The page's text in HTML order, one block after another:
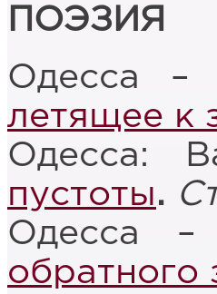
ПОЭЗИЯ
Одесса –
летящее к
Одесса:
пустоты.
Одесса
обратного